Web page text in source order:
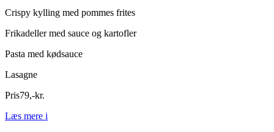
Crispy kylling med pommes frites
Frikadeller med sauce og kartofler
Pasta med kødsauce
Lasagne
Pris79,-kr.
Læs mere i